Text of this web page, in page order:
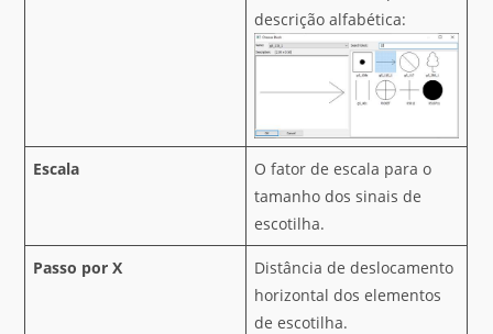
descrição alfabética:
Escala
O fator de escala para o
tamanho dos sinais de
escotilha.
Passo por X
Distância de deslocamento
horizontal dos elementos
de escotilha.